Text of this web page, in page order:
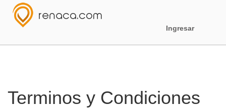
Ingresar
Terminos y Condiciones